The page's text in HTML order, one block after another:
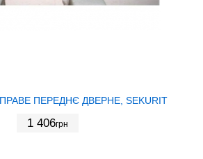
ПЕРЕДНЄ ДВЕРНЕ, SEKURIT
1 406грн